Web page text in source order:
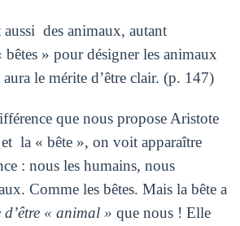
aussi des animaux, autant
» pour désigner les animaux
le mérite d’être clair. (p. 147)
que nous propose Aristote
la « bête », on voit apparaître
: nous les humains, nous
Comme les bêtes. Mais la bête a
« animal » que nous ! Elle